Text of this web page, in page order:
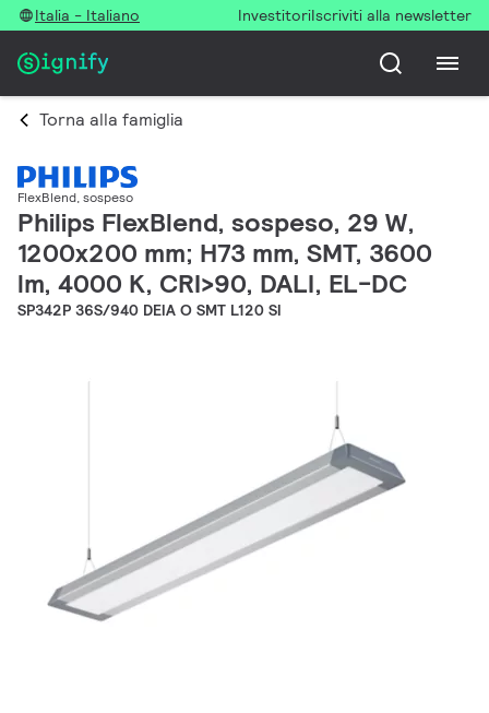
Italia - Italiano InvestitoriIscriviti alla newsletter
Torna alla famiglia
FlexBlend, sospeso
Philips FlexBlend, sospeso, 29 W,
1200x200 mm; H73 mm, SMT, 3600
lm, 4000 K, CRI>90, DALI, EL-DC
SP342P 36S/940 DEIA O SMT L120 SI